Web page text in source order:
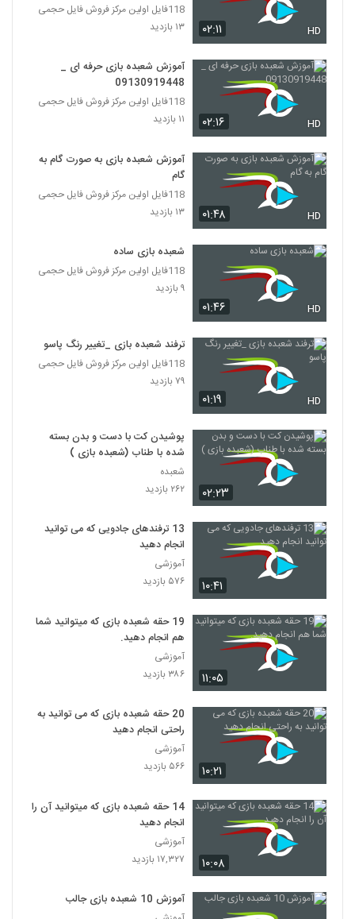
۰۲:۱۱ HD
118فایل اولین مرکز فروش فایل حجمی
۱۳ بازدید
۰۲:۱۶ HD
آموزش شعبده بازی حرفه ای _
09130919448
118فایل اولین مرکز فروش فایل حجمی
۱۱ بازدید
۰۱:۴۸ HD
آموزش شعبده بازی به صورت گام به
گام
118فایل اولین مرکز فروش فایل حجمی
۱۳ بازدید
۰۱:۴۶ HD
شعبده بازی ساده
118فایل اولین مرکز فروش فایل حجمی
۹ بازدید
۰۱:۱۹ HD
ترفند شعبده بازی _تغییر رنگ پاسو
118فایل اولین مرکز فروش فایل حجمی
۷۹ بازدید
۰۲:۲۳
پوشیدن کت با دست و بدن بسته
شده با طناب (شعبده بازی )
شعبده
۲۶۲ بازدید
۱۰:۴۱
13 ترفندهای جادویی که می توانید
انجام دهید
آموزشی
۵۷۶ بازدید
۱۱:۰۵
19 حقه شعبده بازی که میتوانید شما
هم انجام دهید.
آموزشی
۳۸۶ بازدید
۱۰:۲۱
20 حقه شعبده بازی که می توانید به
راحتی انجام دهید
آموزشی
۵۶۶ بازدید
۱۰:۰۸
14 حقه شعبده بازی که میتوانید آن را
انجام دهید
آموزشی
۱۷,۳۲۷ بازدید
آموزش 10 شعبده بازی جالب